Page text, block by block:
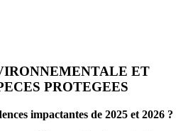
ET
PROTEGEES
impactantes de 2025 et 2026 ?